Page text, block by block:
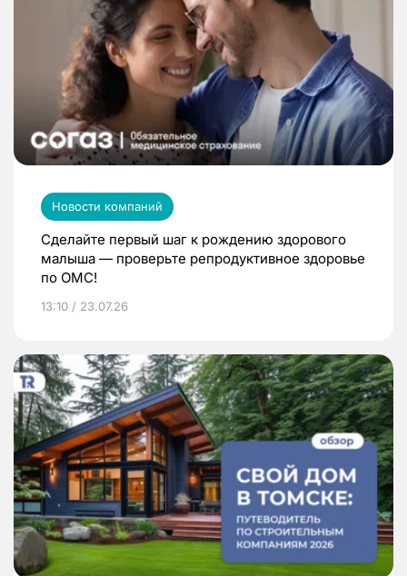
Новости компаний
Сделайте первый шаг к рождению здорового
малыша — проверьте репродуктивное здоровье
по ОМС!
13:10 / 23.07.26